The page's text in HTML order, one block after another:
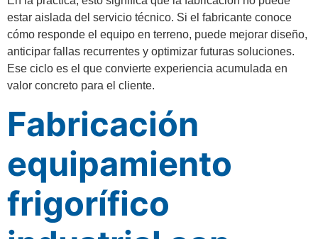
estar aislada del servicio técnico. Si el fabricante conoce
cómo responde el equipo en terreno, puede mejorar diseño,
anticipar fallas recurrentes y optimizar futuras soluciones.
Ese ciclo es el que convierte experiencia acumulada en
valor concreto para el cliente.
Fabricación
equipamiento
frigorífico